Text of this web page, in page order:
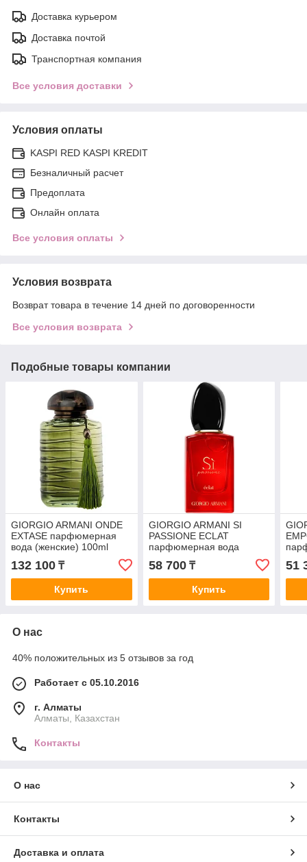
Доставка курьером
Доставка почтой
Транспортная компания
Все условия доставки
Условия оплаты
KASPI RED KASPI KREDIT
Безналичный расчет
Предоплата
Онлайн оплата
Все условия оплаты
Условия возврата
Возврат товара в течение 14 дней по договоренности
Все условия возврата
Подобные товары компании
GIORGIO ARMANI ONDE
EXTASE парфюмерная
вода (женские) 100ml
132 100 ₸
Купить
GIORGIO ARMANI SI
PASSIONE ECLAT
парфюмерная вода
(женские) 100ml *Tester
58 700₸
Купить
51
О нас
40% положительных из 5 отзывов за год
Работает с 05.10.2016
г. Алматы
Алматы, Казахстан
Контакты
О нас
Контакты
Доставка и оплата